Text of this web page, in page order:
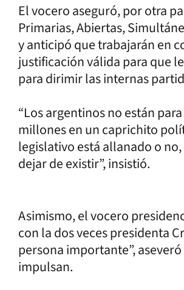
El vocero aseguró, por otra
Primarias, Abiertas,
y anticipó que trabajarán en
justificación válida para que
para dirimir las internas
“Los argentinos no están
millones en un caprichito
legislativo está allanado o
dejar de existir”, insistió.
Asimismo, el vocero
con la dos veces presidenta
persona importante”,
impulsan.